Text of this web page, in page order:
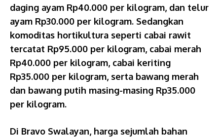
daging ayam Rp40.000 per kilogram, dan telur
ayam Rp30.000 per kilogram. Sedangkan
komoditas hortikultura seperti cabai rawit
tercatat Rp95.000 per kilogram, cabai merah
Rp40.000 per kilogram, cabai keriting
Rp35.000 per kilogram, serta bawang merah
dan bawang putih masing-masing Rp35.000
per kilogram.
Di Bravo Swalayan, harga sejumlah bahan